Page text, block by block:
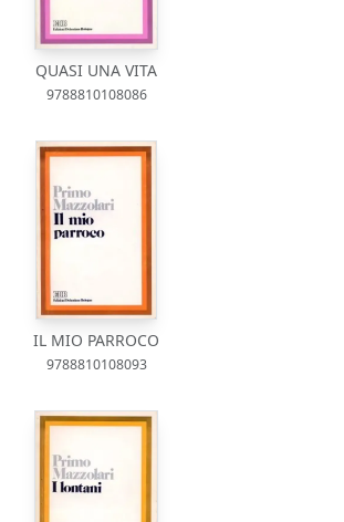
QUASI UNA VITA
9788810108086
IL MIO PARROCO
9788810108093